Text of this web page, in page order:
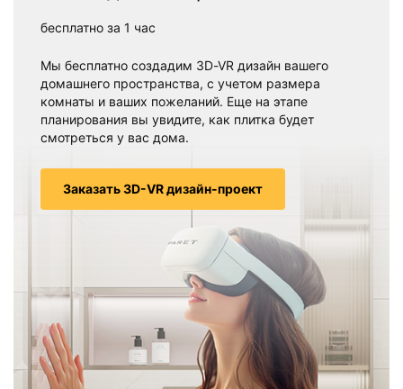
бесплатно за 1 час
Мы бесплатно создадим 3D-VR дизайн вашего
домашнего пространства, с учетом размера
комнаты и ваших пожеланий. Еще на этапе
планирования вы увидите, как плитка будет
смотреться у вас дома.
Заказать 3D-VR дизайн-проект